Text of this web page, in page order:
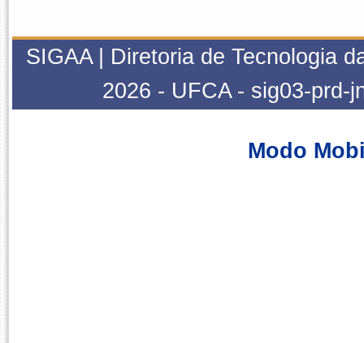
SIGAA | Diretoria de Tecnologia
2026 - UFCA - sig03-prd-
Modo